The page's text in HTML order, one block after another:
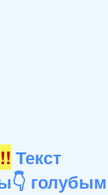
Текст
голубым